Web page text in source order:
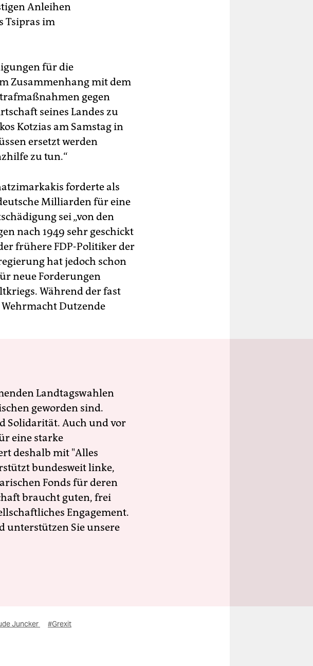
Anleihen
Tsipras im
für die
Zusammenhang mit dem
gegen
seines Landes zu
Kotzias am Samstag in
ersetzt werden
zu tun.“
forderte als
Milliarden für eine
sei „von den
nach 1949 sehr geschickt
frühere FDP-Politiker der
hat jedoch schon
neue Forderungen
Während der fast
Dutzende
Landtagswahlen
geworden sind.
Solidarität. Auch und vor
eine starke
deshalb mit "Alles
bundesweit linke,
Fonds für deren
braucht guten, frei
Engagement.
unterstützen Sie unsere
Juncker #Grexit